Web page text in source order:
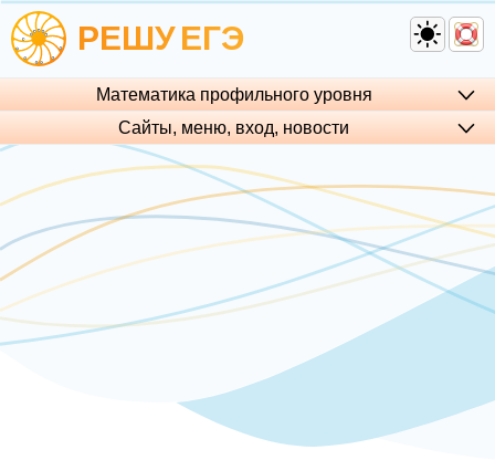
РЕШУЕГЭ
Математика профильного уровня
Сайты, меню, вход, но­во­сти